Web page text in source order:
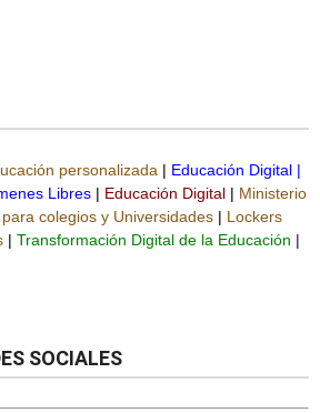
personalizada | Educación Digital |
Libres | Educación Digital | Ministerio
colegios y Universidades | Lockers
| Transformación Digital de la Educación |
SOCIALES